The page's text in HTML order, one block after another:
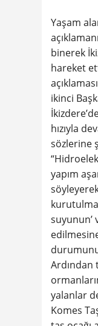
Yaşam
binerek
hareket
ikinci
hızıyla
sözlerine
yapım
suyunun’
Ardından
yalanlar
Komes